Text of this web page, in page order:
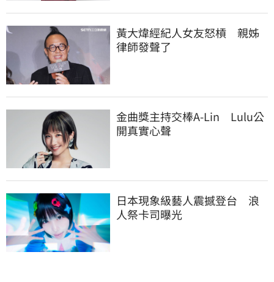
黃大煒經紀人女友怒槓　親姊
律師發聲了
金曲獎主持交棒A-Lin　Lulu公
開真實心聲
日本現象級藝人震撼登台　浪
人祭卡司曝光